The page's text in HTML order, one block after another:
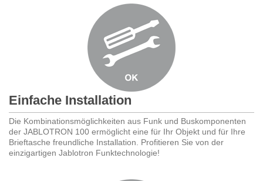
Einfache Installation
Die Kombinationsmöglichkeiten aus Funk und Buskomponenten
der JABLOTRON 100 ermöglicht eine für Ihr Objekt und für Ihre
Brieftasche freundliche Installation. Profitieren Sie von der
einzigartigen Jablotron Funktechnologie!